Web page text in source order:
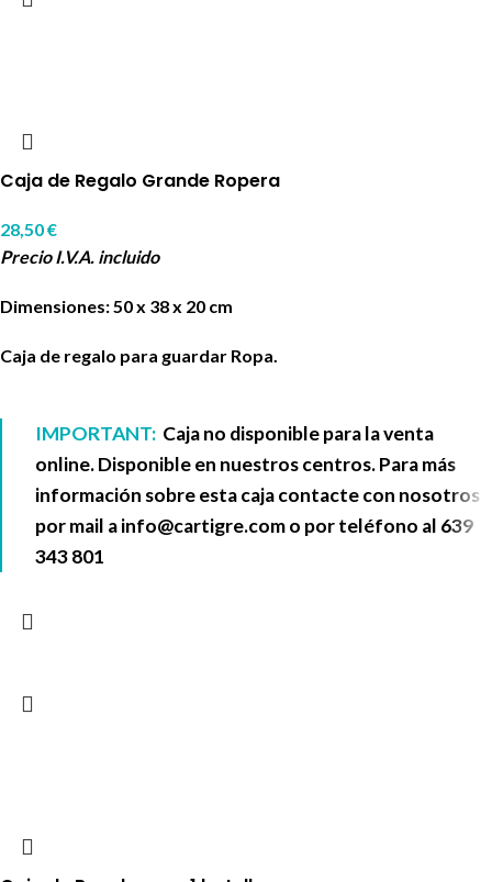
Caja de Regalo Grande Ropera
28,50€
Precio I.V.A. incluido
Dimensiones: 50 x 38 x 20 cm
Caja de regalo para guardar Ropa.
IMPORTANT: Caja no disponible para la venta
online. Disponible en nuestros centros. Para más
información sobre esta caja contacte con nosotros
por mail ainfo@cartigre.como por teléfono al 639
343 801